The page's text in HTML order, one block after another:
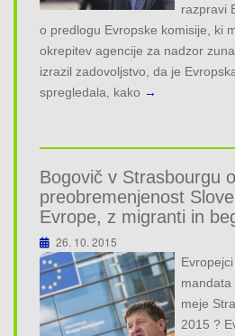
razpravi
o predlogu Evropske komisije, ki
okrepitev agencije za nadzor
izrazil zadovoljstvo, da je
spregledala, kako →
Bogovič v Strasbourgu
preobremenjenost
Evrope, z migranti in
26. 10. 2015
mandata
meje
2015 ?